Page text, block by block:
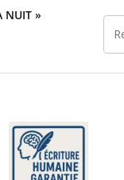
NUIT »